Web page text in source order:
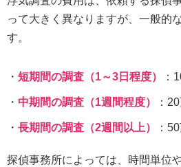
って大きく異なりますが、一般的
す。
短期間の調査（1～3日程度） ：
中期間の調査（1週間程度） ：
長期間の調査（2週間以上） ：
探偵事務所によっては、時間単位